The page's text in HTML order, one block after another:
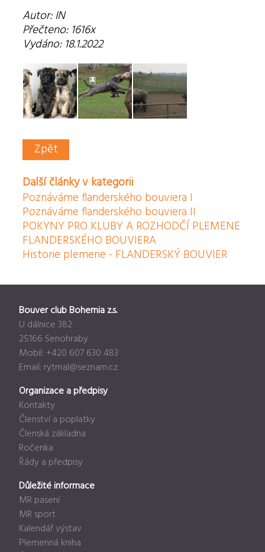
Autor: IN
Přečteno: 1616x
Vydáno: 18.1.2022
Zpět
Další články v kategorii
Poznáváme flanderského bouviera I
Poznáváme flanderského bouviera II
POKYNY PRO KLUBY A ROZHODČÍ PLEMENE
FLANDERSKÉHO BOUVIERA
Historie plemene - FLANDERSKÝ BOUVIER
Bouver club Bohemia z.s.
U dálnice 382
25166 Senohraby
Mobil: +420 607 630 483
Email: rytmal@seznam.cz
Organizace a předpisy
Kontakty
Členství a poplatky
Členská základna
Ročenka
Řády a předpisy
Důležité informace
MR pasení
MR sport
Kalendář výstav
Plemenná kniha